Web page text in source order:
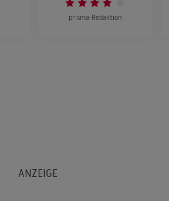
prisma-Redaktion